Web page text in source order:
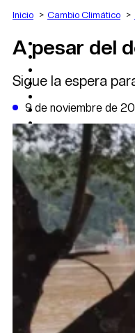
AGRO
DEPORTES
POLÍTICA
DATA FIRME
DE LA TRIBUNA
Inicio Cambio Climático
A pesar del
Sigue la espera
9 de noviembre de